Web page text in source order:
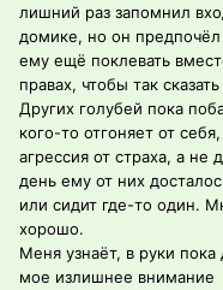
лишний раз запомнил
домике, но он предпочёл
ему ещё поклевать
правах, чтобы так
Других голубей пока
кого-то отгоняет от
агрессия от страха, а
день ему от них
или сидит где-то один.
хорошо.
Меня узнаёт, в руки
мое излишнее